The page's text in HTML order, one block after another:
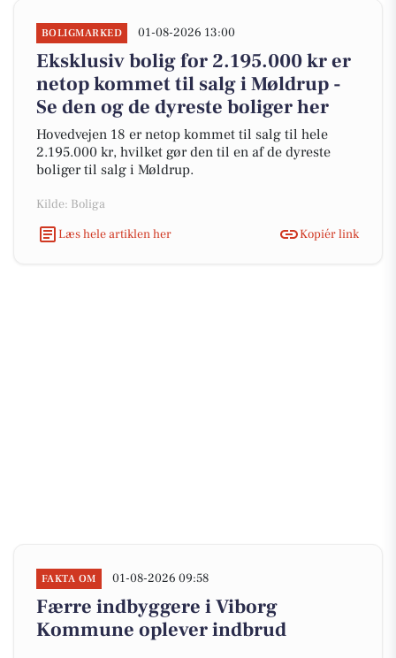
BOLIGMARKED 01-08-2026 13:00
Eksklusiv bolig for 2.195.000 kr er
netop kommet til salg i Møldrup -
Se den og de dyreste boliger her
Hovedvejen 18 er netop kommet til salg til hele
2.195.000 kr, hvilket gør den til en af de dyreste
boliger til salg i Møldrup.
Kilde: Boliga
Læs hele artiklen her
Kopiér link
FAKTA OM 01-08-2026 09:58
Færre indbyggere i Viborg
Kommune oplever indbrud